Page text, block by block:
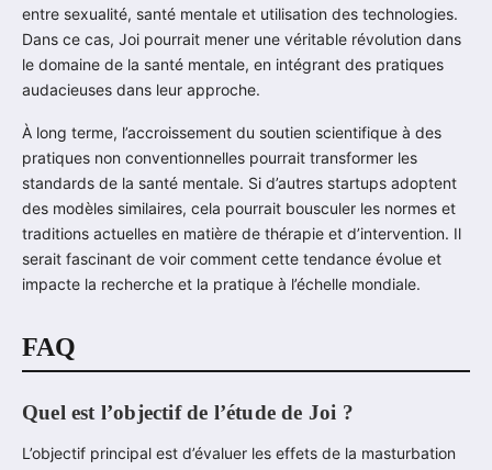
entre sexualité, santé mentale et utilisation des technologies.
Dans ce cas, Joi pourrait mener une véritable révolution dans
le domaine de la santé mentale, en intégrant des pratiques
audacieuses dans leur approche.
À long terme, l’accroissement du soutien scientifique à des
pratiques non conventionnelles pourrait transformer les
standards de la santé mentale. Si d’autres startups adoptent
des modèles similaires, cela pourrait bousculer les normes et
traditions actuelles en matière de thérapie et d’intervention. Il
serait fascinant de voir comment cette tendance évolue et
impacte la recherche et la pratique à l’échelle mondiale.
FAQ
Quel est l’objectif de l’étude de Joi ?
L’objectif principal est d’évaluer les effets de la masturbation